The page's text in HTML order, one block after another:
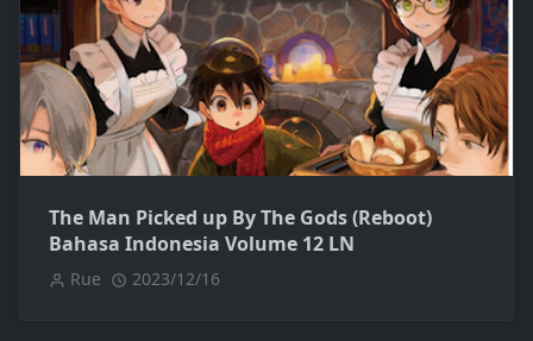
The Man Picked up By The Gods (Reboot)
Bahasa Indonesia Volume 12 LN
Rue 2023/12/16